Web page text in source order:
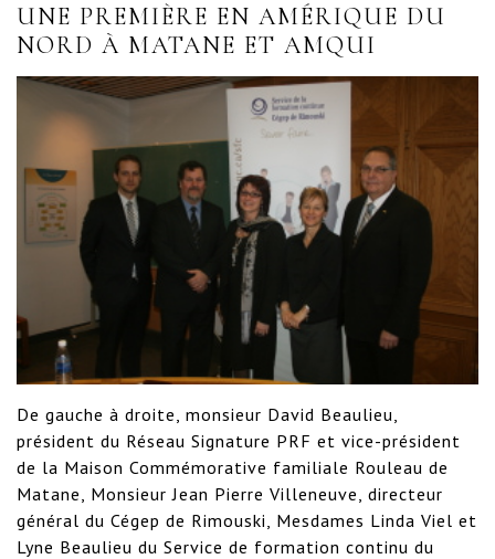
UNE PREMIÈRE EN AMÉRIQUE DU
NORD À MATANE ET AMQUI
De gauche à droite, monsieur David Beaulieu,
président du Réseau Signature PRF et vice-président
de la Maison Commémorative familiale Rouleau de
Matane, Monsieur Jean Pierre Villeneuve, directeur
général du Cégep de Rimouski, Mesdames Linda Viel et
Lyne Beaulieu du Service de formation continu du